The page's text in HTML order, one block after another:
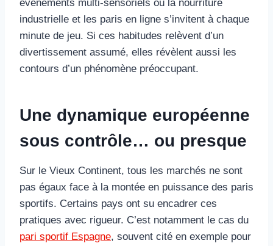
événements multi-sensoriels où la nourriture
industrielle et les paris en ligne s’invitent à chaque
minute de jeu. Si ces habitudes relèvent d’un
divertissement assumé, elles révèlent aussi les
contours d’un phénomène préoccupant.
Une dynamique européenne
sous contrôle… ou presque
Sur le Vieux Continent, tous les marchés ne sont
pas égaux face à la montée en puissance des paris
sportifs. Certains pays ont su encadrer ces
pratiques avec rigueur. C’est notamment le cas du
pari sportif Espagne, souvent cité en exemple pour